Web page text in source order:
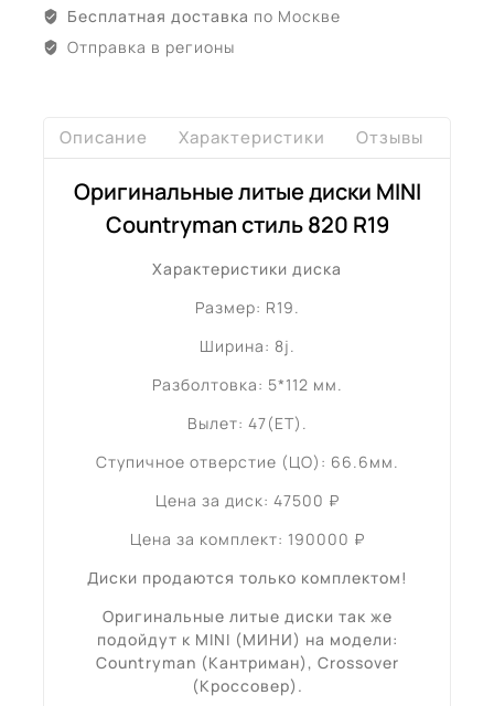
Бесплатная доставка по Москве
Отправка в регионы
Описание Характеристики Отзывы
Оригинальные литые диски MINI
Countryman стиль 820 R19
Характеристики диска
Размер: R19.
Ширина: 8j.
Разболтовка: 5*112 мм.
Вылет: 47(ET).
Ступичное отверстие (ЦО): 66.6мм.
Цена за диск: 47500 ₽
Цена за комплект: 190000 ₽
Диски продаются только комплектом!
Оригинальные литые диски так же
подойдут к MINI (МИНИ) на модели:
Countryman (Кантриман), Crossover
(Кроссовер) .